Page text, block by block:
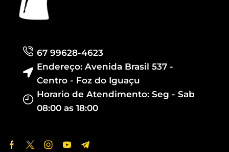
67 99628-4623
Endereço: Avenida Brasil 537 -
Centro - Foz do Iguaçu
Horario de Atendimento: Seg - Sab
08:00 as 18:00